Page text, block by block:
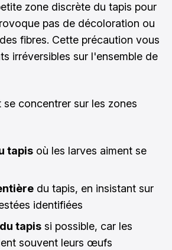
zone discrète du tapis pour
pas de décoloration ou
fibres. Cette précaution vous
irréversibles sur l'ensemble de
concentrer sur les zones
tapis où les larves aiment se
du tapis, en insistant sur
identifiées
tapis si possible, car les
souvent leurs œufs